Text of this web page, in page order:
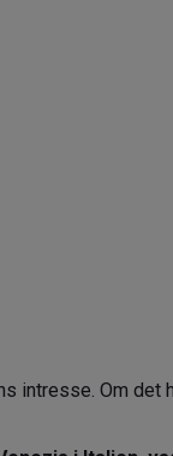
intresse. Om det